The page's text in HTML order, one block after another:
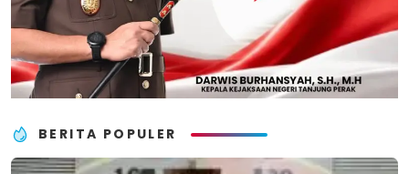
BERITA POPULER